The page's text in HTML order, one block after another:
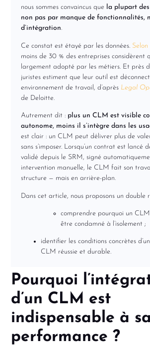
nous sommes convaincus que la plupart
non pas par manque de fonctionnalités,
d’intégration.
Ce constat est étayé par les données.
moins de 30 % des entreprises considèrent
largement adopté par les métiers. Et près
juristes estiment que leur outil est
environnement de travail, d’après Legal
de Deloitte.
Autrement dit : plus un CLM est visible
autonome, moins il s’intègre dans les
est clair : un CLM peut délivrer plus de
sans s’imposer. Lorsqu’un contrat est lancé
validé depuis le SRM, signé
intervention manuelle, le CLM fait son
structure — mais en arrière-plan.
Dans cet article, nous proposons un double
comprendre pourquoi un
être condamné à l’isolement ;
identifier les conditions concrètes
CLM réussie et durable.
Pourquoi
d’un CLM est
indispensable à sa
performance ?